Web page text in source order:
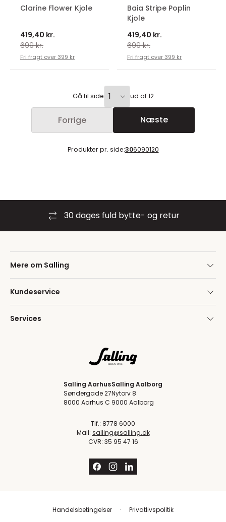
Clarine Flower Kjole
419,40 kr.
699 kr.
Fri fragt over 399 kr
Baia Stripe Poplin
Kjole
419,40 kr.
699 kr.
Fri fragt over 399 kr
Gå til side ud af 12
Forrige Næste
Produkter pr. side:306090120
30 dages fuld bytte- og retur
Mere om Salling
Kundeservice
Services
Salling Aarhus
Søndergade 27
8000 Aarhus C
Salling Aalborg
Nytorv 8
9000 Aalborg
Tlf.: 8778 6000
Mail: salling@salling.dk
CVR: 35 95 47 16
Handelsbetingelser Privatlivspolitik